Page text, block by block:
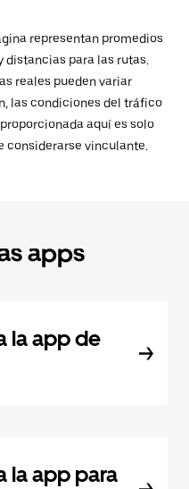
representan promedios
distancias para las rutas.
reales pueden variar
las condiciones del tráfico
aquí es solo
considerarse vinculante.
apps
la app de
la app para